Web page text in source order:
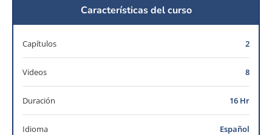
Características del curso
Capítulos 2
Videos 8
Duración 16 Hr
Idioma Español